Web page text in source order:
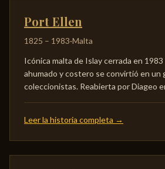
Port Ellen
1825 – 1983·Malta
Icónica malta de Islay cerrada en
ahumado y costero se convirtió en un
coleccionistas. Reabierta por Diageo
Leer la historia completa →